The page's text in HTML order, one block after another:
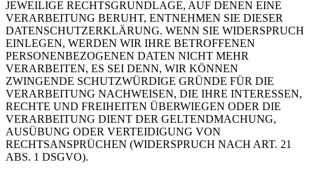
JEWEILIGE RECHTSGRUNDLAGE, AUF DENEN EINE
VERARBEITUNG BERUHT, ENTNEHMEN SIE DIESER
DATENSCHUTZERKLÄRUNG. WENN SIE WIDERSPRUCH
EINLEGEN, WERDEN WIR IHRE BETROFFENEN
PERSONENBEZOGENEN DATEN NICHT MEHR
VERARBEITEN, ES SEI DENN, WIR KÖNNEN
ZWINGENDE SCHUTZWÜRDIGE GRÜNDE FÜR DIE
VERARBEITUNG NACHWEISEN, DIE IHRE INTERESSEN,
RECHTE UND FREIHEITEN ÜBERWIEGEN ODER DIE
VERARBEITUNG DIENT DER GELTENDMACHUNG,
AUSÜBUNG ODER VERTEIDIGUNG VON
RECHTSANSPRÜCHEN (WIDERSPRUCH NACH ART. 21
ABS. 1 DSGVO).